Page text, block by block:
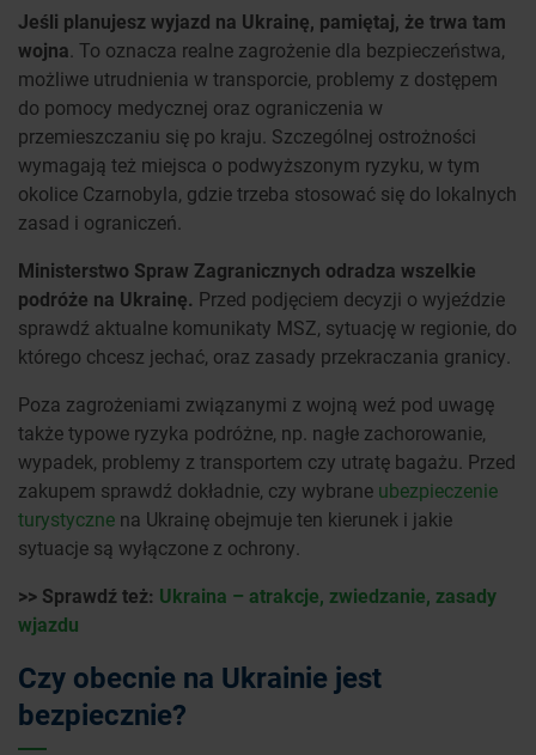
Jeśli planujesz wyjazd na Ukrainę, pamiętaj, że trwa tam
wojna. To oznacza realne zagrożenie dla bezpieczeństwa,
możliwe utrudnienia w transporcie, problemy z dostępem
do pomocy medycznej oraz ograniczenia w
przemieszczaniu się po kraju. Szczególnej ostrożności
wymagają też miejsca o podwyższonym ryzyku, w tym
okolice Czarnobyla, gdzie trzeba stosować się do lokalnych
zasad i ograniczeń.
Ministerstwo Spraw Zagranicznych odradza wszelkie
podróże na Ukrainę. Przed podjęciem decyzji o wyjeździe
sprawdź aktualne komunikaty MSZ, sytuację w regionie, do
którego chcesz jechać, oraz zasady przekraczania granicy.
Poza zagrożeniami związanymi z wojną weź pod uwagę
także typowe ryzyka podróżne, np. nagłe zachorowanie,
wypadek, problemy z transportem czy utratę bagażu. Przed
zakupem sprawdź dokładnie, czy wybrane ubezpieczenie
turystyczne na Ukrainę obejmuje ten kierunek i jakie
sytuacje są wyłączone z ochrony.
>> Sprawdź też: Ukraina – atrakcje, zwiedzanie, zasady
wjazdu
Czy obecnie na Ukrainie jest
bezpiecznie?